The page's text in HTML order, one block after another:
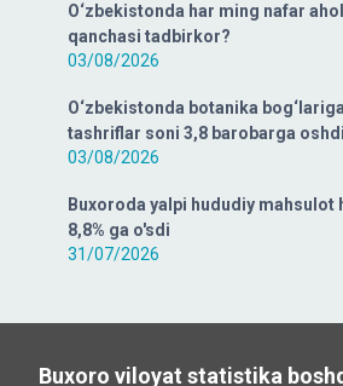
O‘zbekistonda har ming nafar
qanchasi tadbirkor?
03/08/2026
O‘zbekistonda botanika bog‘lariga
tashriflar soni 3,8 barobarga oshdi
03/08/2026
Buxoroda yalpi hududiy mahsulot
8,8% ga o'sdi
31/07/2026
Buxoro viloyat statistika